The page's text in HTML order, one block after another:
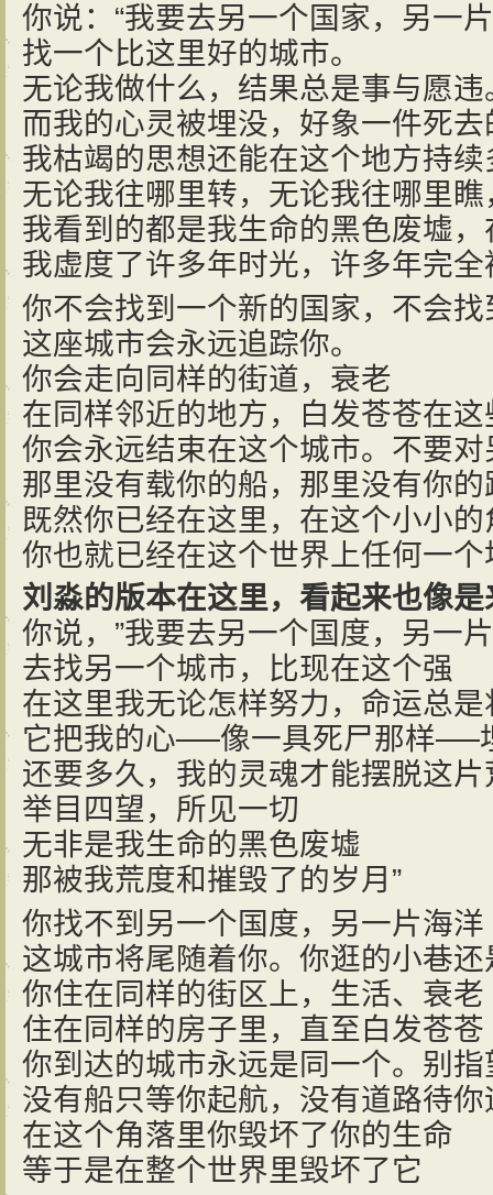
你说：“我要去另一个国家，另一
找一个比这里好的城市。
无论我做什么，结果总是事与愿违
而我的心灵被埋没，好象一件死
我枯竭的思想还能在这个地方持续
无论我往哪里转，无论我往哪里瞧
我看到的都是我生命的黑色废墟
我虚度了许多年时光，许多年完全
你不会找到一个新的国家，不会
这座城市会永远追踪你。
你会走向同样的街道，衰老
在同样邻近的地方，白发苍苍在
你会永远结束在这个城市。不要
那里没有载你的船，那里没有你的
既然你已经在这里，在这个小小
你也就已经在这个世界上任何一
刘淼的版本在这里，看起来也像
你说，”我要去另一个国度，另一
去找另一个城市，比现在这个强
在这里我无论怎样努力，命运总
它把我的心──像一具死尸那样──
还要多久，我的灵魂才能摆脱这片
举目四望，所见一切
无非是我生命的黑色废墟
那被我荒度和摧毁了的岁月”
你找不到另一个国度，另一片海洋
这城市将尾随着你。你逛的小巷
你住在同样的街区上，生活、衰老
住在同样的房子里，直至白发苍苍
你到达的城市永远是同一个。别
没有船只等你起航，没有道路待你
在这个角落里你毁坏了你的生命
等于是在整个世界里毁坏了它